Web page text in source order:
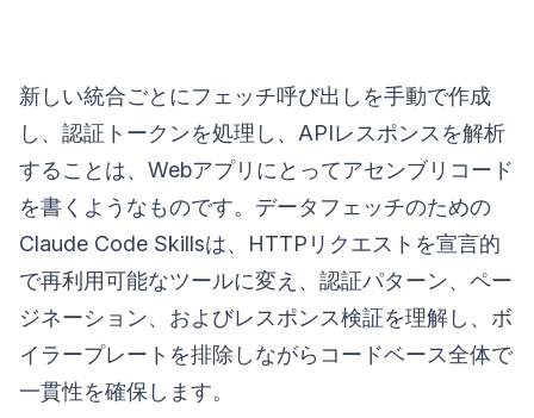
新しい統合ごとにフェッチ呼び出しを手動で作成
し、認証トークンを処理し、APIレスポンスを解析
することは、Webアプリにとってアセンブリコード
を書くようなものです。データフェッチのための
Claude Code Skillsは、HTTPリクエストを宣言的
で再利用可能なツールに変え、認証パターン、ペー
ジネーション、およびレスポンス検証を理解し、ボ
イラープレートを排除しながらコードベース全体で
一貫性を確保します。